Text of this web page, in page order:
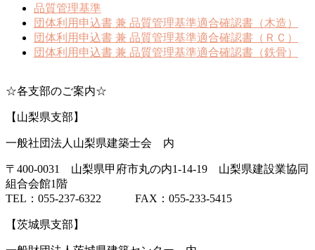
品質管理基準
団体利用申込書 兼 品質管理基準適合確認書（木造）
団体利用申込書 兼 品質管理基準適合確認書（ＲＣ）
団体利用申込書 兼 品質管理基準適合確認書（鉄骨）
☆各支部のご案内☆
【山梨県支部】
一般社団法人山梨県建築士会 内
〒400-0031 山梨県甲府市丸の内1-14-19 山梨県建設業協同
組合会館1階
TEL：055-237-6322 FAX：055-233-5415
【茨城県支部】